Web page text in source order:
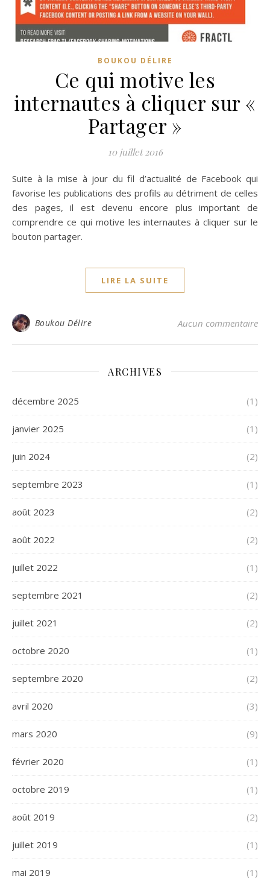
BOUKOU DÉLIRE
Ce qui motive les
internautes à cliquer sur «
Partager »
10 juillet 2016
Suite à la mise à jour du fil d’actualité de Facebook qui
favorise les publications des profils au détriment de celles
des pages, il est devenu encore plus important de
comprendre ce qui motive les internautes à cliquer sur le
bouton partager.
LIRE LA SUITE
Boukou Délire Aucun commentaire
ARCHIVES
décembre 2025 (1)
janvier 2025 (1)
juin 2024 (2)
septembre 2023 (1)
août 2023 (2)
août 2022 (2)
juillet 2022 (1)
septembre 2021 (2)
juillet 2021 (2)
octobre 2020 (1)
septembre 2020 (2)
avril 2020 (3)
mars 2020 (9)
février 2020 (1)
octobre 2019 (1)
août 2019 (2)
juillet 2019 (1)
mai 2019 (1)